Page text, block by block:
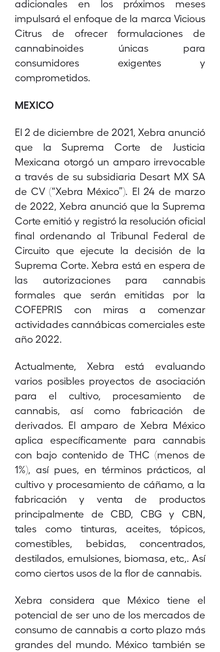
adicionales en los próximos meses
impulsará el enfoque de la marca Vicious
Citrus de ofrecer formulaciones de
cannabinoides únicas para
consumidores exigentes y
comprometidos.
MEXICO
El 2 de diciembre de 2021, Xebra anunció
que la Suprema Corte de Justicia
Mexicana otorgó un amparo irrevocable
a través de su subsidiaria Desart MX SA
de CV (“Xebra México”). El 24 de marzo
de 2022, Xebra anunció que la Suprema
Corte emitió y registró la resolución oficial
final ordenando al Tribunal Federal de
Circuito que ejecute la decisión de la
Suprema Corte. Xebra está en espera de
las autorizaciones para cannabis
formales que serán emitidas por la
COFEPRIS con miras a comenzar
actividades cannábicas comerciales este
año 2022.
Actualmente, Xebra está evaluando
varios posibles proyectos de asociación
para el cultivo, procesamiento de
cannabis, así como fabricación de
derivados. El amparo de Xebra México
aplica específicamente para cannabis
con bajo contenido de THC (menos de
1%), así pues, en términos prácticos, al
cultivo y procesamiento de cáñamo, a la
fabricación y venta de productos
principalmente de CBD, CBG y CBN,
tales como tinturas, aceites, tópicos,
comestibles, bebidas, concentrados,
destilados, emulsiones, biomasa, etc,. Así
como ciertos usos de la flor de cannabis.
Xebra considera que México tiene el
potencial de ser uno de los mercados de
consumo de cannabis a corto plazo más
grandes del mundo. México también se